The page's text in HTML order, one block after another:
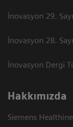
İnovasyon 29.
İnovasyon 28.
İnovasyon Dergi
Hakkımızda
Siemens